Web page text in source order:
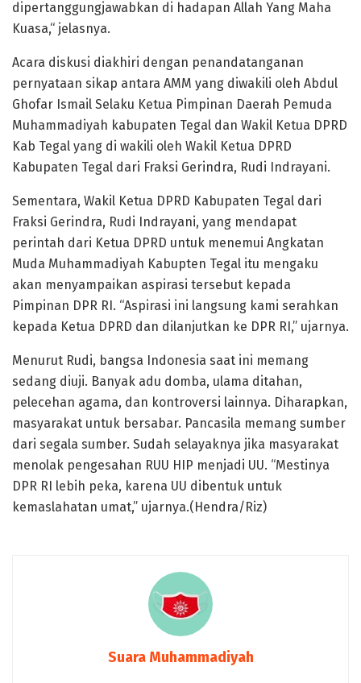
dipertanggungjawabkan di hadapan Allah Yang Maha
Kuasa,“ jelasnya.
Acara diskusi diakhiri dengan penandatanganan
pernyataan sikap antara AMM yang diwakili oleh Abdul
Ghofar Ismail Selaku Ketua Pimpinan Daerah Pemuda
Muhammadiyah kabupaten Tegal dan Wakil Ketua DPRD
Kab Tegal yang di wakili oleh Wakil Ketua DPRD
Kabupaten Tegal dari Fraksi Gerindra, Rudi Indrayani.
Sementara, Wakil Ketua DPRD Kabupaten Tegal dari
Fraksi Gerindra, Rudi Indrayani, yang mendapat
perintah dari Ketua DPRD untuk menemui Angkatan
Muda Muhammadiyah Kabupten Tegal itu mengaku
akan menyampaikan aspirasi tersebut kepada
Pimpinan DPR RI. “Aspirasi ini langsung kami serahkan
kepada Ketua DPRD dan dilanjutkan ke DPR RI,” ujarnya.
Menurut Rudi, bangsa Indonesia saat ini memang
sedang diuji. Banyak adu domba, ulama ditahan,
pelecehan agama, dan kontroversi lainnya. Diharapkan,
masyarakat untuk bersabar. Pancasila memang sumber
dari segala sumber. Sudah selayaknya jika masyarakat
menolak pengesahan RUU HIP menjadi UU. “Mestinya
DPR RI lebih peka, karena UU dibentuk untuk
kemaslahatan umat,” ujarnya.(Hendra/Riz)
Suara Muhammadiyah